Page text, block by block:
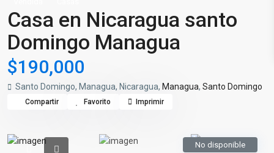
Casa en Nicaragua santo
Domingo Managua
$190,000
Santo Domingo, Managua, Nicaragua, Managua, Santo Domingo
Compartir Favorito Imprimir
No disponible